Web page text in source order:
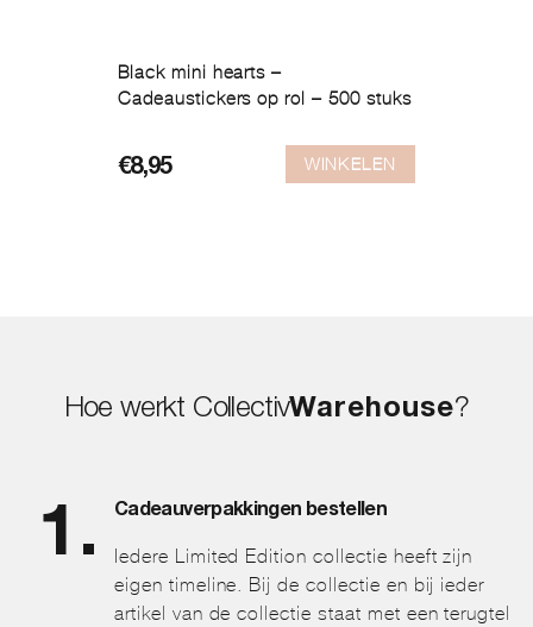
Black mini hearts –
Cadeaustickers op rol – 500 stuks
€8,95 WINKELEN
Hoe werkt CollectivWarehouse?
Cadeauverpakkingen bestellen
Iedere Limited Edition collectie heeft zijn
eigen timeline. Bij de collectie en bij ieder
artikel van de collectie staat met een terugtel